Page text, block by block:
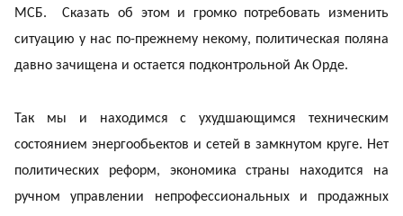
МСБ. Сказать об этом и громко потребовать изменить
ситуацию у нас по-прежнему некому, политическая поляна
давно зачищена и остается подконтрольной Ак Орде.
Так мы и находимся с ухудшающимся техническим
состоянием энергообьектов и сетей в замкнутом круге. Нет
политических реформ, экономика страны находится на
ручном управлении непрофессиональных и продажных